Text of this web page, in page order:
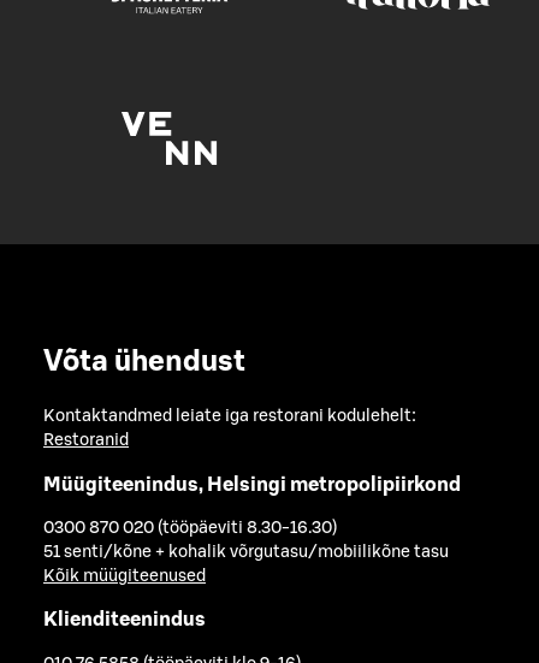
Võta ühendust
Kontaktandmed leiate iga restorani kodulehelt:
Restoranid
Müügiteenindus, Helsingi metropolipiirkond
0300 870 020 (tööpäeviti 8.30-16.30)
51 senti/kõne + kohalik võrgutasu/mobiilikõne tasu
Kõik müügiteenused
Klienditeenindus